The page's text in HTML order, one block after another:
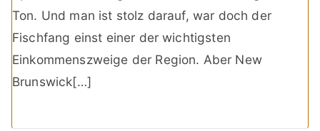
Ton. Und man ist stolz darauf, war doch der
Fischfang einst einer der wichtigsten
Einkommenszweige der Region. Aber New
Brunswick[…]